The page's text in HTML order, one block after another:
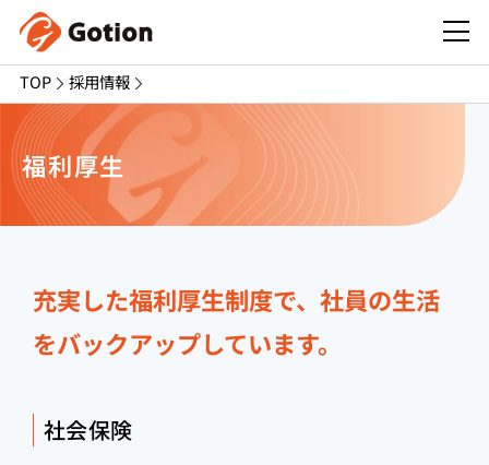
TOP 採用情報
福利厚生
充実した福利厚生制度で、社員の生活
をバックアップしています。
社会保険